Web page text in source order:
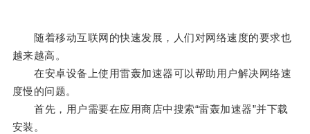
随着移动互联网的快速发展，人们对网络速度的要求也
越来越高。
在安卓设备上使用雷轰加速器可以帮助用户解决网络速
度慢的问题。
首先，用户需要在应用商店中搜索“雷轰加速器”并下载
安装。